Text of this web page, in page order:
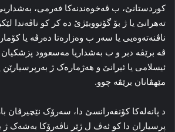
کوردستانێ، ب ڤه‌خوه‌ندنه‌کا فه‌رمی،
ته‌هرانێ یا ژ بۆ گۆتووبێژێ ده‌ کر کو ناڤه‌ندا
ناڤنه‌ته‌وه‌یی یا سه‌ر ب وه‌زاره‌تا ده‌رڤه‌ یا
ڤە برێڤه‌ دبر و ب به‌شداریا مه‌سعوود
ئیسلامی یا ئیرانێ و هه‌ژماره‌ک ژ به‌رپرسیارێن
مێهڤانان برێڤه‌ چوو.
د پانەلەکا‌ کۆنفه‌رانسێ دا، سه‌رۆک نێچیرڤان
پرسیاران دا کو ئه‌ڤ ل ژێر ناڤه‌رۆکا بەشەک